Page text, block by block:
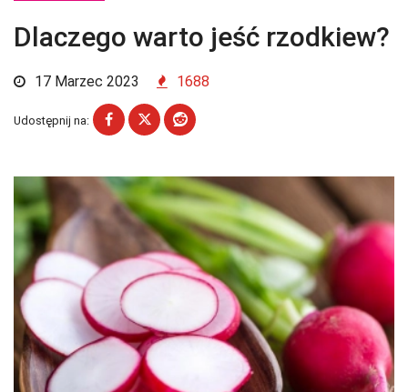
Dlaczego warto jeść rzodkiew?
17 Marzec 2023 1688
Udostępnij na: